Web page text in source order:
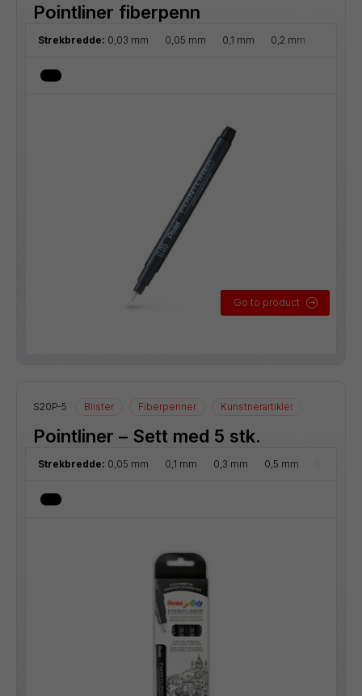
Pointliner fiberpenn
Strekbredde: 0,03 mm 0,05 mm 0,1 mm 0,2 mm
Go to product
S20P-5 Blister Fiberpenner Kunstnerartikler
Pointliner – Sett med 5 stk.
Strekbredde: 0,05 mm 0,1 mm 0,3 mm 0,5 mm